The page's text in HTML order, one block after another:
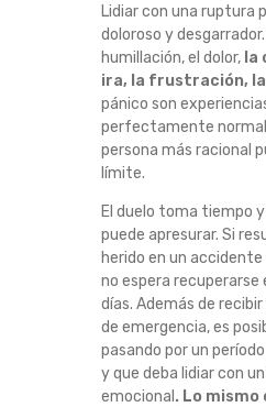
Lidiar con una ruptura
doloroso y
humillación, el dolor, la
ira, la frustración, la
pánico son
perfectamente
persona más racional
límite.
El duelo toma tiempo
puede apresurar. Si
herido en un
no espera recuperarse
días. Además de
de emergencia, es
pasando por un
y que deba lidiar con
emocional . Lo